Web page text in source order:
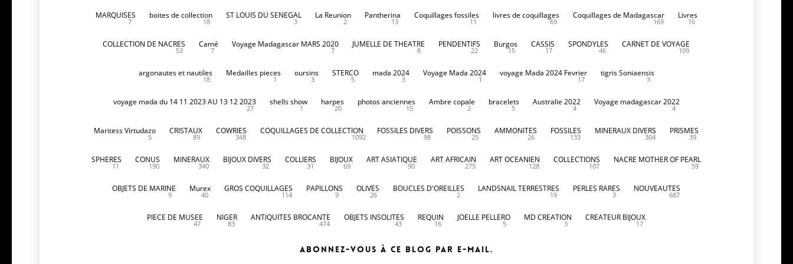
MARQUISES
7
boites de collection
18
ST LOUIS DU SENEGAL
3
La Reunion
2
Pantherina
13
Coquillages fossiles
11
livres de coquillages
69
Coquillages de Madagascar
169
Livres
16
COLLECTION DE NACRES
53
Camé
7
Voyage Madagascar MARS 2020
7
JUMELLE DE THEATRE
8
PENDENTIFS
22
Burgos
15
CASSIS
17
SPONDYLES
46
CARNET DE VOYAGE
109
argonautes et nautiles
18
Medailles pieces
1
oursins
3
STERCO
5
mada 2024
3
Voyage Mada 2024
1
voyage Mada 2024 Fevrier
17
tigris Soniaensis
3
voyage mada du 14 11 2023 AU 13 12 2023
27
shells show
1
harpes
20
photos anciennes
15
Ambre copale
2
bracelets
5
Australie 2022
4
Voyage madagascar 2022
4
Maritess Virtudazo
5
CRISTAUX
89
COWRIES
348
COQUILLAGES DE COLLECTION
1092
FOSSILES DIVERS
98
POISSONS
25
AMMONITES
26
FOSSILES
133
MINERAUX DIVERS
304
PRISMES
39
SPHERES
11
CONUS
190
MINERAUX
340
BIJOUX DIVERS
32
COLLIERS
31
BIJOUX
69
ART ASIATIQUE
90
ART AFRICAIN
275
ART OCEANIEN
128
COLLECTIONS
107
NACRE MOTHER OF PEARL
59
OBJETS DE MARINE
9
Murex
40
GROS COQUILLAGES
114
PAPILLONS
9
OLIVES
26
BOUCLES D'OREILLES
2
LANDSNAIL TERRESTRES
19
PERLES RARES
3
NOUVEAUTES
687
PIECE DE MUSEE
47
NIGER
83
ANTIQUITES BROCANTE
474
OBJETS INSOLITES
43
REQUIN
16
JOELLE PELLERO
5
MD CREATION
3
CREATEUR BIJOUX
17
Abonnez-vous à ce blog par e-mail.